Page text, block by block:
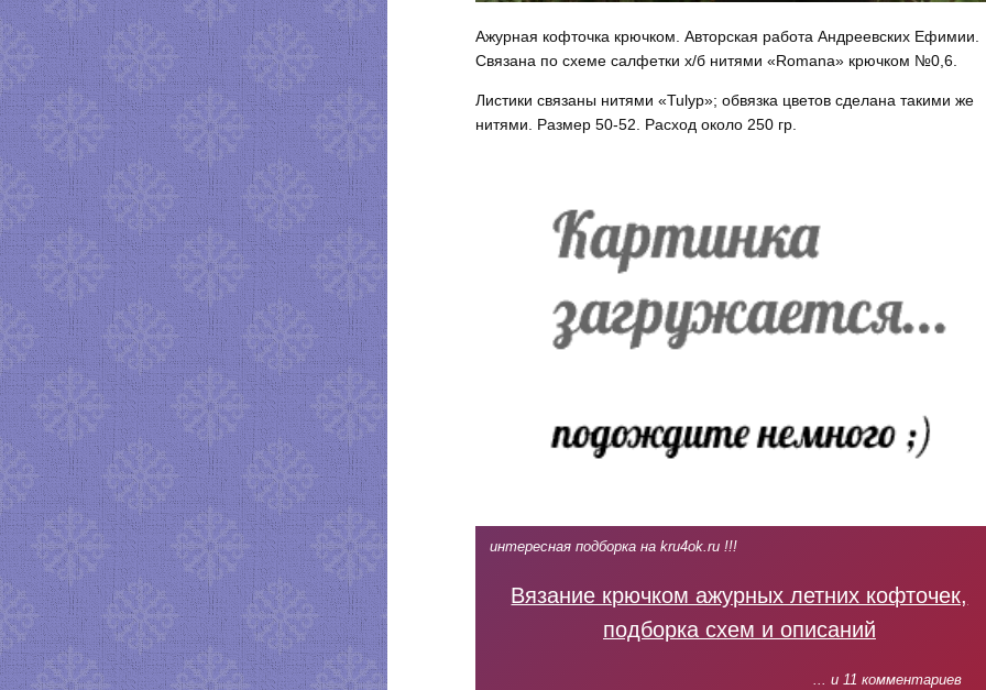
Ажурная кофточка крючком. Авторская работа Андреевских Ефимии.
Связана по схеме салфетки х/б нитями «Romana» крючком №0,6.
Листики связаны нитями «Tulyp»; обвязка цветов сделана такими же
нитями. Размер 50-52. Расход около 250 гр.
интересная подборка на kru4ok.ru !!!
Вязание крючком ажурных летних кофточек,
подборка схем и описаний
... и 11 комментариев